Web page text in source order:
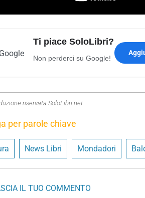
Ti piace SoloLibri?
Non perderci su Google!
riservata SoloLibri.net
per parole chiave
News Libri Mondadori
IL TUO COMMENTO